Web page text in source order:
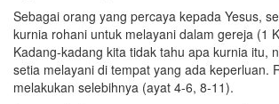
Sebagai orang yang percaya kepada Yesus,
kurnia rohani untuk melayani dalam gereja (1
Kadang-kadang kita tidak tahu apa kurnia itu,
setia melayani di tempat yang ada keperluan.
melakukan selebihnya (ayat 4-6, 8-11).